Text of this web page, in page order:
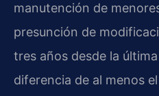
manutención de
presunción de
tres años desde la
diferencia de al menos